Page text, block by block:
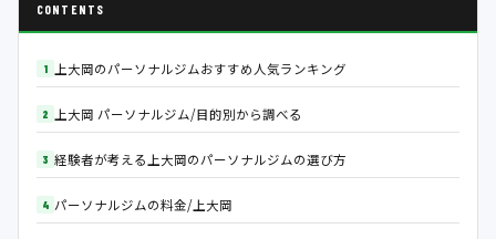
CONTENTS
上大岡のパーソナルジムおすすめ人気ランキング
上大岡 パーソナルジム/目的別から調べる
経験者が考える上大岡のパーソナルジムの選び方
パーソナルジムの料金/上大岡